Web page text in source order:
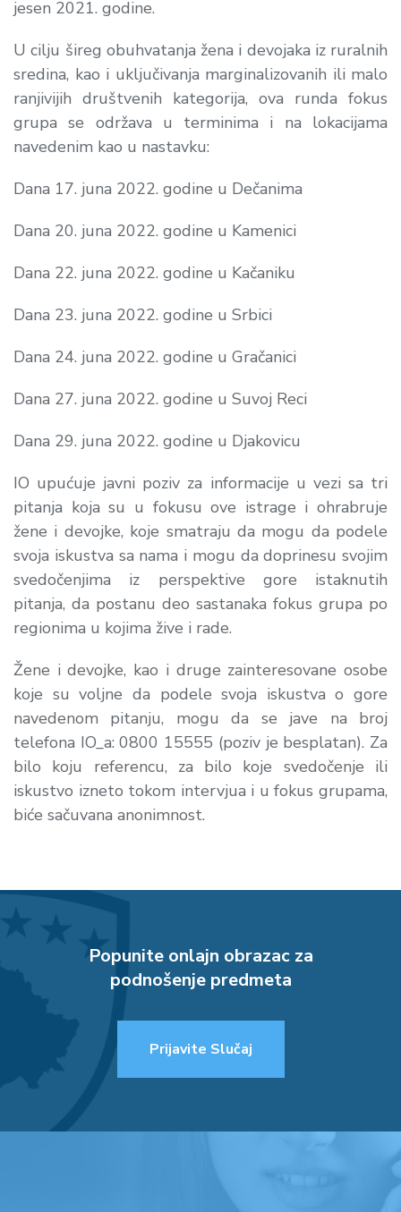
jesen 2021. godine.
U cilju šireg obuhvatanja žena i devojaka iz ruralnih
sredina, kao i uključivanja marginalizovanih ili malo
ranjivijih društvenih kategorija, ova runda fokus
grupa se održava u terminima i na lokacijama
navedenim kao u nastavku:
Dana 17. juna 2022. godine u Dečanima
Dana 20. juna 2022. godine u Kamenici
Dana 22. juna 2022. godine u Kačaniku
Dana 23. juna 2022. godine u Srbici
Dana 24. juna 2022. godine u Gračanici
Dana 27. juna 2022. godine u Suvoj Reci
Dana 29. juna 2022. godine u Djakovicu
IO upućuje javni poziv za informacije u vezi sa tri
pitanja koja su u fokusu ove istrage i ohrabruje
žene i devojke, koje smatraju da mogu da podele
svoja iskustva sa nama i mogu da doprinesu svojim
svedočenjima iz perspektive gore istaknutih
pitanja, da postanu deo sastanaka fokus grupa po
regionima u kojima žive i rade.
Žene i devojke, kao i druge zainteresovane osobe
koje su voljne da podele svoja iskustva o gore
navedenom pitanju, mogu da se jave na broj
telefona IO_a: 0800 15555 (poziv je besplatan). Za
bilo koju referencu, za bilo koje svedočenje ili
iskustvo izneto tokom intervjua i u fokus grupama,
biće sačuvana anonimnost.
Popunite onlajn obrazac za
podnošenje predmeta
Prijavite Slučaj